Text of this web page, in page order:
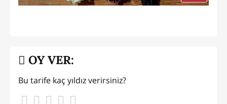
OY VER:
Bu tarife kaç yıldız verirsiniz?